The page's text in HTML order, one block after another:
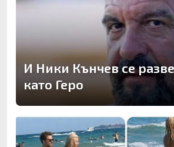
И Ники Кънчев се
като Геро